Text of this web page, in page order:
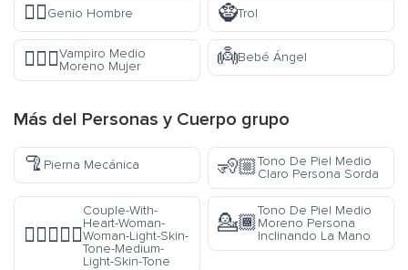
🧞‍♂️Genio Hombre 🧌Trol
🧛🏾‍♀️Vampiro Medio
Moreno Mujer
👼Bebé Ángel
Más del Personas y Cuerpo grupo
🦿 Pierna Mecánica 🧏🏼Tono De Piel Medio
Claro Persona Sorda
👩🏻‍❤️‍👩🏼
Couple-With-
Heart-Woman-
Woman-Light-Skin-
Tone-Medium-
Light-Skin-Tone
💁🏾
Tono De Piel Medio
Moreno Persona
Inclinando La Mano